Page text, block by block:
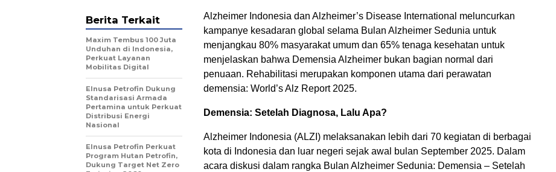
Alzheimer Indonesia dan Alzheimer’s Disease International meluncurkan
kampanye kesadaran global selama Bulan Alzheimer Sedunia untuk
menjangkau 80% masyarakat umum dan 65% tenaga kesehatan untuk
menjelaskan bahwa Demensia Alzheimer bukan bagian normal dari
penuaan. Rehabilitasi merupakan komponen utama dari perawatan
demensia: World’s Alz Report 2025.
Demensia: Setelah Diagnosa, Lalu Apa?
Alzheimer Indonesia (ALZI) melaksanakan lebih dari 70 kegiatan di berbagai
kota di Indonesia dan luar negeri sejak awal bulan September 2025. Dalam
acara diskusi dalam rangka Bulan Alzheimer Sedunia: Demensia – Setelah
Berita Terkait
Maxim Tembus 100 Juta
Unduhan di Indonesia,
Perkuat Layanan
Mobilitas Digital
Elnusa Petrofin Dukung
Standarisasi Armada
Pertamina untuk Perkuat
Distribusi Energi
Nasional
Elnusa Petrofin Perkuat
Program Hutan Petrofin,
Dukung Target Net Zero